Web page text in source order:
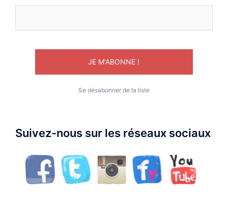
Se désabonner de la liste
Suivez-nous sur les réseaux sociaux